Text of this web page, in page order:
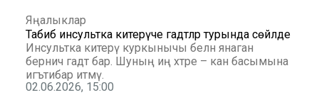
Яңалыклар
Табиб инсультка китерүче гадәтләр турында сөйләде
Инсультка китерү куркынычы белән янаган
берничә гадәт бар. Шуның иң хәтәре – кан басымына
игътибар итмәү.
02.06.2026, 15:00